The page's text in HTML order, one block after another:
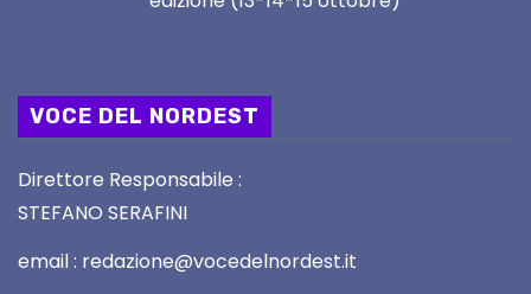
VOCE DEL NORDEST
Direttore Responsabile :
STEFANO SERAFINI
email : redazione@vocedelnordest.it